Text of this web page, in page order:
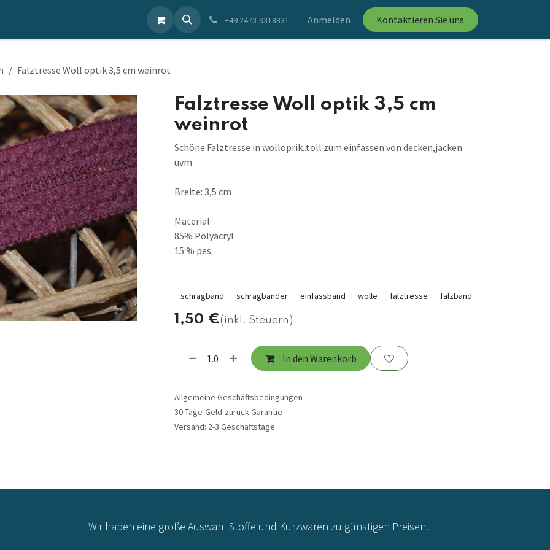
+49 2473-9318831 Anmelden Kontaktieren Sie uns
Falztresse Woll optik 3,5 cm weinrot
Falztresse Woll optik 3,5 cm
weinrot
Schöne Falztresse in wolloprik..toll zum einfassen von decken,jacken
uvm.
Breite: 3,5 cm
Material:
85% Polyacryl
15 % pes
schrägband schrägbänder einfassband wolle falztresse falzband
1,50 €(inkl. Steuern)
In den Warenkorb
Allgemeine Geschäftsbedingungen
30-Tage-Geld-zurück-Garantie
Versand: 2-3 Geschäftstage
Wir haben eine große Auswahl Stoffe und Kurzwaren zu günstigen Preisen.